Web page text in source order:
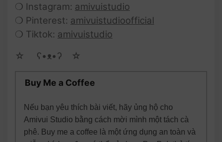
❍ Instagram: amivuistudio
❍ Pinterest: amivuistudioofficial
❍ Tiktok: amivuistudio
☆ゝ ʕ•ᴥ•ʔゝ☆
Buy Me a Coffee
Nếu bạn yêu thích bài viết, hãy ủng hộ cho
Amivui Studio bằng cách mời mình một tách cà
phê. Buy me a coffee là một ứng dụng an toàn và